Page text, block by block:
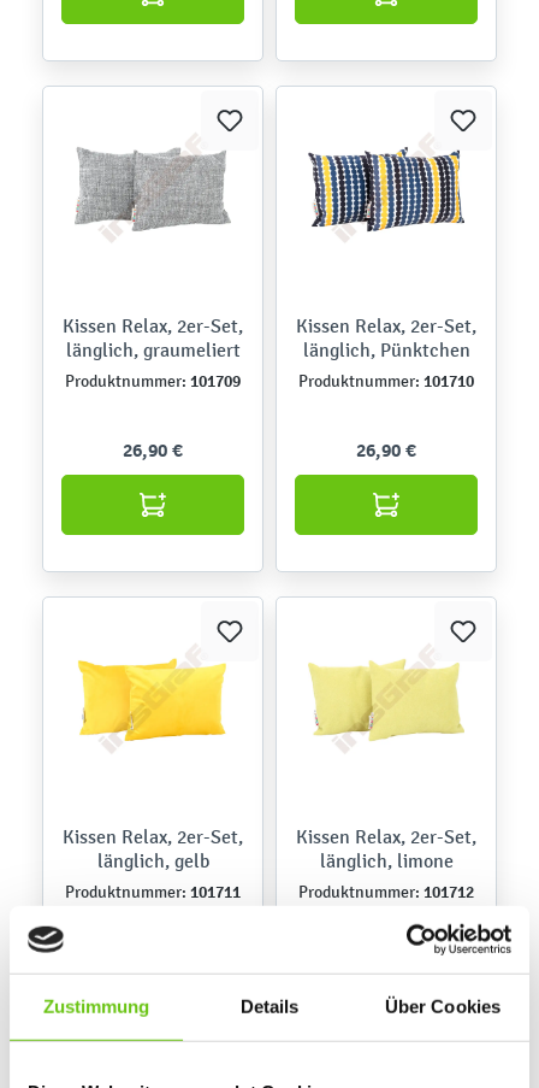
Zustimmung Details Über Cookies
Kissen Relax, 2er-Set,
länglich, graumeliert
Produktnummer: 101709
26,90 €
Kissen Relax, 2er-Set,
länglich, Pünktchen
Produktnummer: 101710
26,90 €
Kissen Relax, 2er-Set,
länglich, gelb
Produktnummer: 101711
Kissen Relax, 2er-Set,
länglich, limone
Produktnummer: 101712